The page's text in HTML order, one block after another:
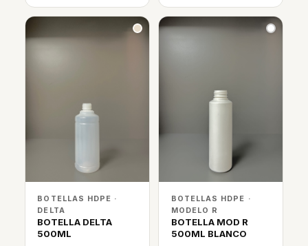
BOTELLAS HDPE ·
DELTA
BOTELLA DELTA
500ML
BOTELLAS HDPE ·
MODELO R
BOTELLA MOD R
500ML BLANCO